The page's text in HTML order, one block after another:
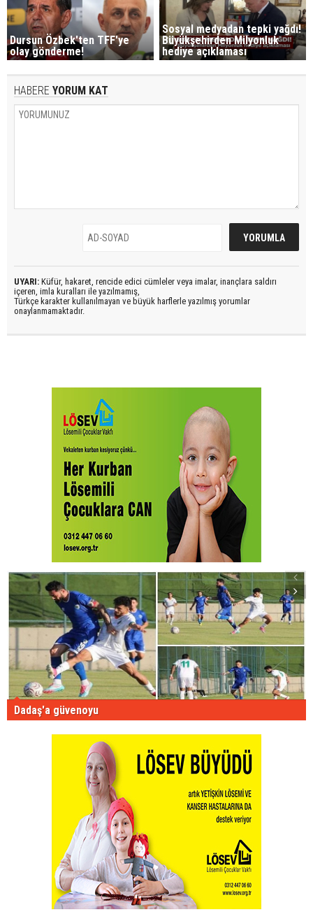
Dursun Özbek'ten TFF'ye
olay gönderme!
Sosyal medyadan tepki yağdı!
Büyükşehirden Milyonluk
hediye açıklaması
HABERE YORUM KAT
UYARI: Küfür, hakaret, rencide edici cümleler veya imalar, inançlara saldırı
içeren, imla kuralları ile yazılmamış,
Türkçe karakter kullanılmayan ve büyük harflerle yazılmış yorumlar
onaylanmamaktadır.
Dadaş'a güvenoyu